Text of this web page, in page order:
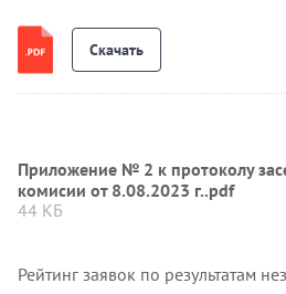
Скачать
Приложение № 2 к протоколу
комисии от 8.08.2023 г..pdf
44 КБ
Рейтинг заявок по результатам